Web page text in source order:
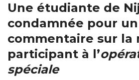
Une étudiante de
condamnée pour un
commentaire sur la
participant à l’
spéciale